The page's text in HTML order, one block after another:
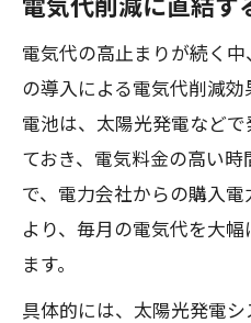
電気代削減に直結す
電気代の高止まりが続く
の導入による電気代削減
電池は、太陽光発電など
ておき、電気料金の高い
で、電力会社からの購入
より、毎月の電気代を大
ます。
具体的には、太陽光発電